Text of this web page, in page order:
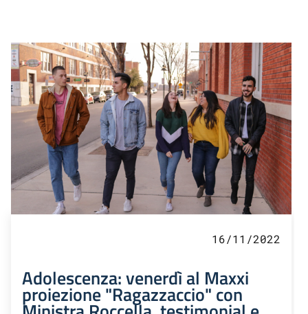
16/11/2022
Adolescenza: venerdì al Maxxi
proiezione "Ragazzaccio" con